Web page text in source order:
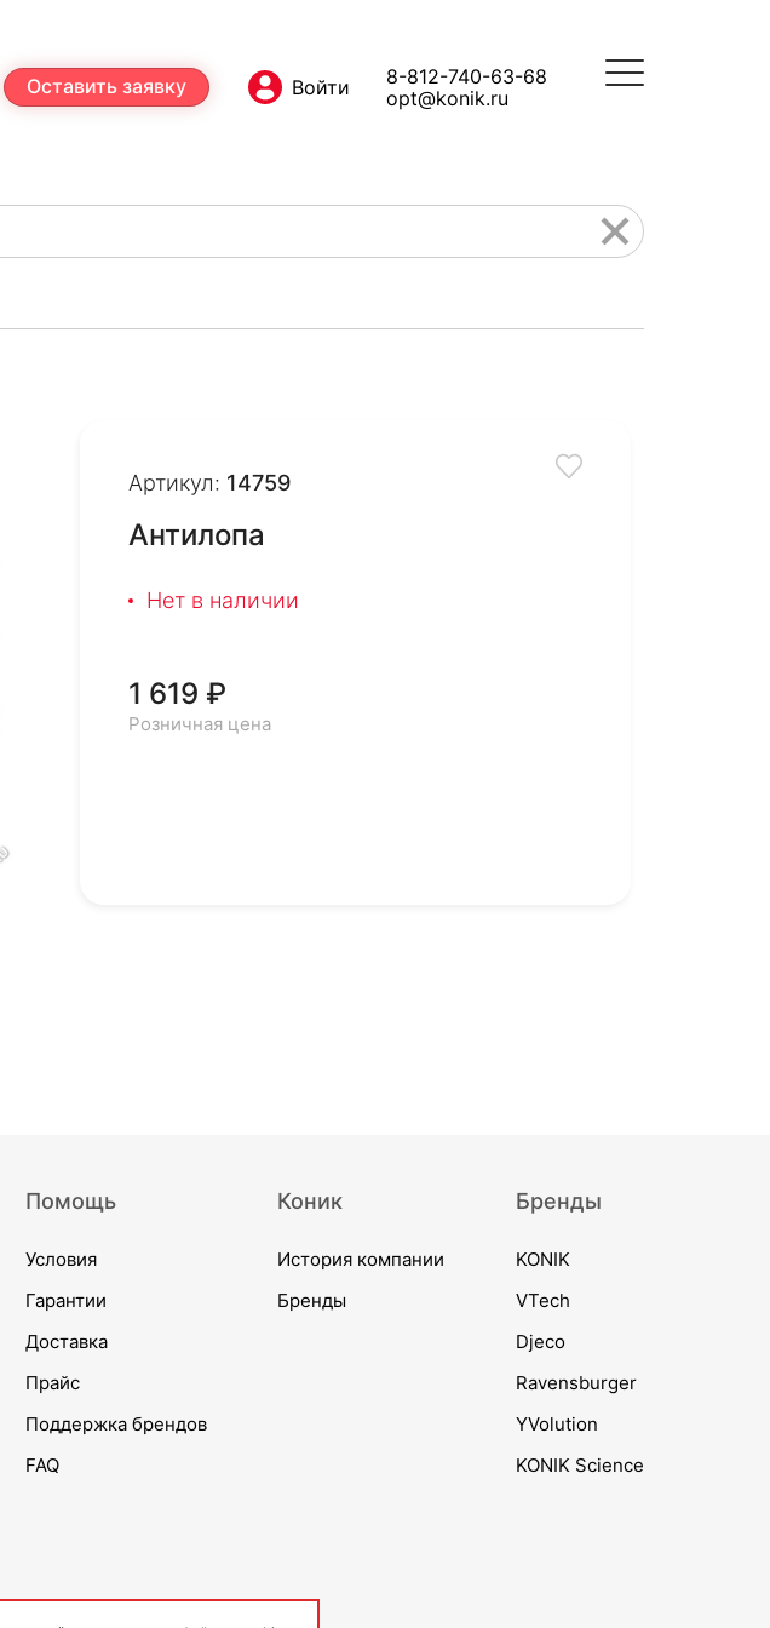
Оставить заявку
8-812-740-63-68
opt@konik.ru
Артикул: 14759
Антилопа
Нет в наличии
1 619 ₽
Розничная цена
Помощь
Условия
Гарантии
Доставка
Прайс
Поддержка брендов
FAQ
Коник
История компании
Бренды
Бренды
KONIK
VTech
Djeco
Ravensburger
YVolution
KONIK Science